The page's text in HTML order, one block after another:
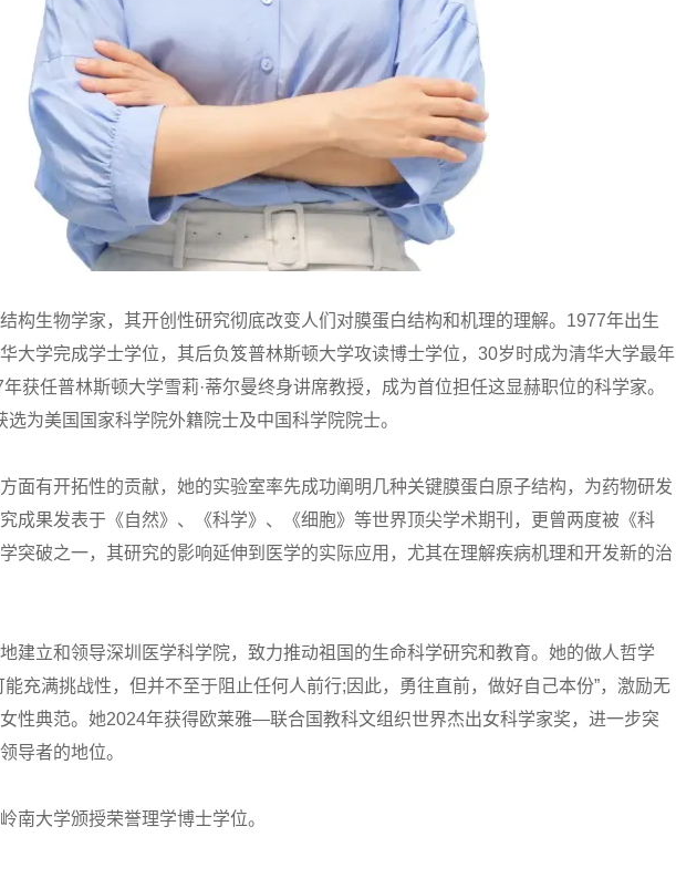
生物学家，其开创性研究彻底改变人们对膜蛋白结构和机理的理解。1977年出生
大学完成学士学位，其后负笈普林斯顿大学攻读博士学位，30岁时成为清华大学最年
获任普林斯顿大学雪莉·蒂尔曼终身讲席教授，成为首位担任这显赫职位的科学家。
为美国国家科学院外籍院士及中国科学院院士。
有开拓性的贡献，她的实验室率先成功阐明几种关键膜蛋白原子结构，为药物研发
成果发表于《自然》、《科学》、《细胞》等世界顶尖学术期刊，更曾两度被《科
突破之一，其研究的影响延伸到医学的实际应用，尤其在理解疾病机理和开发新的治
立和领导深圳医学科学院，致力推动祖国的生命科学研究和教育。她的做人哲学
满挑战性，但并不至于阻止任何人前行;因此，勇往直前，做好自己本份”，激励无
性典范。她2024年获得欧莱雅—联合国教科文组织世界杰出女科学家奖，进一步突
导者的地位。
大学颁授荣誉理学博士学位。